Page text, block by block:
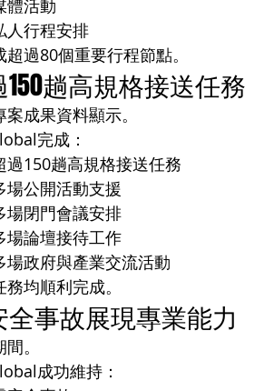
體活動
人行程安排
超過80個重要行程節點。
150趟高規格接送任務
成果資料顯示。
完成：
過150趟高規格接送任務
場公開活動支援
場閉門會議安排
場論壇接待工作
場政府與產業交流活動
務均順利完成。
全事故展現專業能力
。
成功維持：